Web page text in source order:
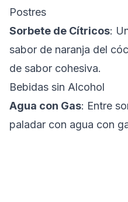
Postres
Sorbete de Cítricos:
sabor de naranja del
de sabor cohesiva.
Bebidas sin Alcohol
Agua con Gas: Entre
paladar con agua con